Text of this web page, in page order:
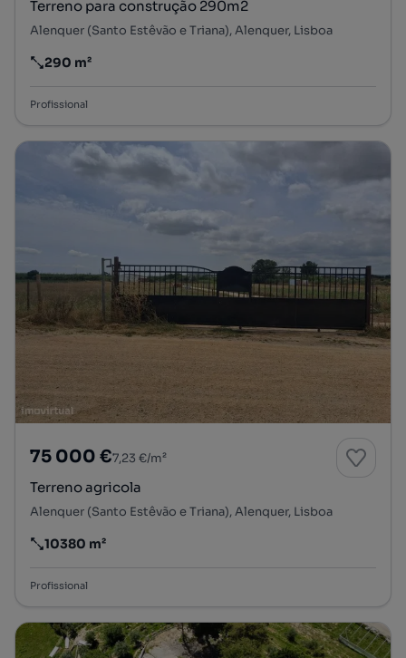
Terreno para construção 290m2
Alenquer (Santo Estêvão e Triana), Alenquer, Lisboa
Preço por metro quadrado
290 m²
Profissional
75 000 €7,23 €/m²
Terreno agricola
Alenquer (Santo Estêvão e Triana), Alenquer, Lisboa
Preço por metro quadrado
10380 m²
Profissional